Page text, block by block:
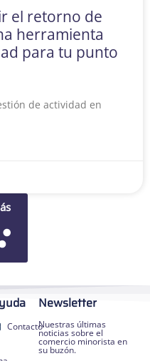
el retorno de
herramienta
para tu punto
de actividad en
Contacto
Newsletter
Nuestras últimas
noticias sobre el
comercio minorista en
su buzón.